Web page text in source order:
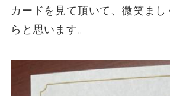
カードを見て頂いて、微笑まし
らと思います。